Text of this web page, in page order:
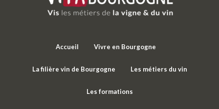
Accueil Vivre en Bourgogne
La filière vin de Bourgogne Les métiers du vin
Les formations